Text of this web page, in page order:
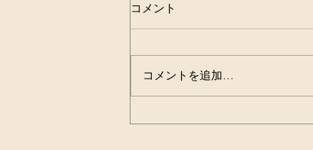
コメント
コメントを追加…